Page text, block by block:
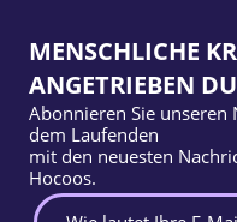
MENSCHLICHE
ANGETRIEBEN
Abonnieren Sie unseren
dem Laufenden
mit den neuesten
Hocoos.